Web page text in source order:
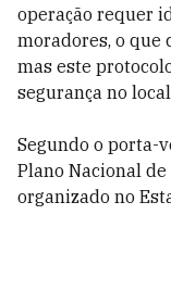
operação requer
moradores, o que
mas este
segurança no
Segundo o porta-
Plano Nacional
organizado no